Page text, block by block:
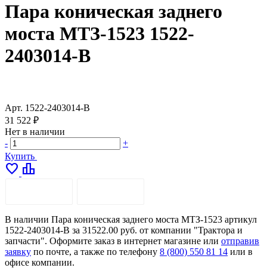
Пара коническая заднего
моста МТЗ-1523 1522-
2403014-В
Арт. 1522-2403014-В
31 522 ₽
Нет в наличии
-
+
Купить
favorite leaderboard
В наличии Пара коническая заднего моста МТЗ-1523 артикул
1522-2403014-В за 31522.00 руб. от компании "Трактора и
запчасти". Оформите заказ в интернет магазине или отправив
заявку по почте, а также по телефону 8 (800) 550 81 14 или в
офисе компании.